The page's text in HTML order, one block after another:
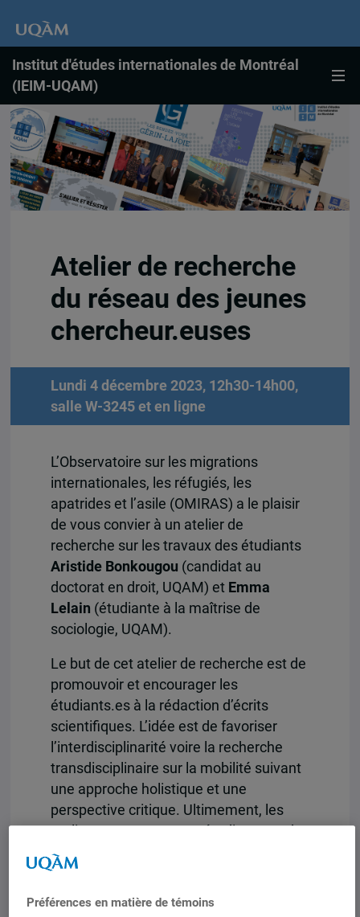
Institut d'études internationales de Montréal
(IEIM-UQAM)
Atelier de recherche
du réseau des jeunes
chercheur.euses
Lundi 4 décembre 2023, 12h30-14h00,
salle W-3245 et en ligne
L’Observatoire sur les migrations
internationales, les réfugiés, les
apatrides et l’asile (OMIRAS) a le plaisir
de vous convier à un atelier de
recherche sur les travaux des étudiants
Aristide Bonkougou (candidat au
doctorat en droit, UQAM) etEmma
Lelain (étudiante à la maîtrise de
sociologie, UQAM).
Le but de cet atelier de recherche est de
promouvoir et encourager les
étudiants.es à la rédaction d’écrits
scientifiques. L’idée est de favoriser
l’interdisciplinarité voire la recherche
transdisciplinaire sur la mobilité suivant
une approche holistique et une
perspective critique. Ultimement, les
ateliers permettent aux étudiants.es de
vulgariser leurs écrits scientifiques en
plus de développer leurs réseaux.
L’atelier aura lieu lelundi 4 décembre
Préférences en matière de témoins